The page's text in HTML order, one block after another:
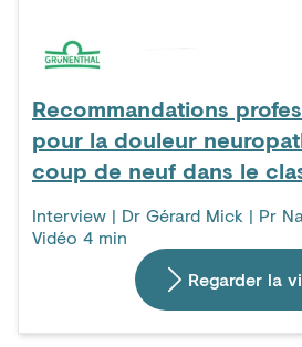
Recommandations
pour la douleur
coup de neuf dans le
Interview | Dr Gérard Mick | Pr
Vidéo 4 min
Regarder la